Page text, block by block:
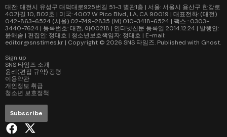
대전: 대전시 유성구 대덕대로925번길 51-3 별관1층 | 서울: 서울시 용산구 한강로
40가길 10, B02호 | 미국: 4007 W Pico Blvd., LA, CA 90019 | 대표전화: (대전)
042-863-6524 (서울) 02-749-2835 (M) 010-3418-6524 | 팩스 : 0303-
3440-7624 | 등록번호: 대전, 아00218 | 인터넷신문 등록일 2014.12.24 | 발행인:
윤해솜 | 편집인: 정대호 | 청소년보호책임자: 정대호 | E-mail:
editor@snstimes.kr | Copyright © 2026 SNS 타임즈. Published with Ghost.
Sign up
SNS 타임즈 소개
윤리(편집 규약) 강령
이용약관
개인정보 취급
청소년 보호정책
Subscribe